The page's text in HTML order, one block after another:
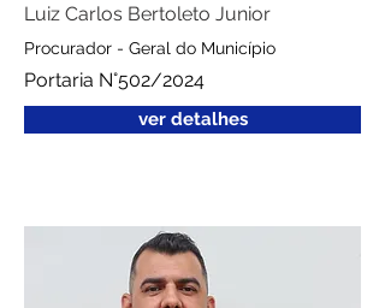
Luiz Carlos Bertoleto Junior
Procurador - Geral do Município
Portaria N°502/2024
ver detalhes